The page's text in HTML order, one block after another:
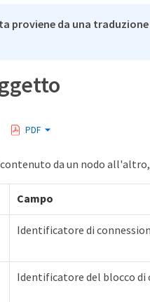
proviene da una
PDF
da un nodo
Campo
Identificatore di
Identificatore del blocco di